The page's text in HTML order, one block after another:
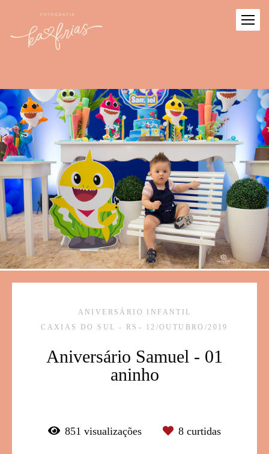
ANIVERSÁRIO INFANTIL
CAXIAS DO SUL - RS
12/OUTUBRO/2019
Aniversário Samuel - 01
aninho
851 visualizações 8 curtidas